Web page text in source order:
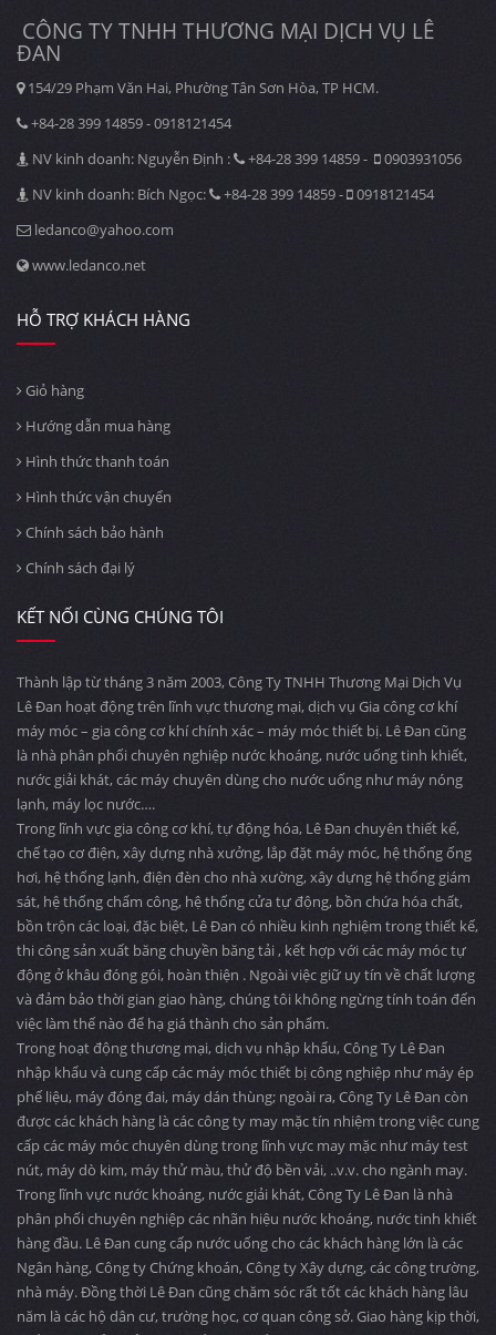
CÔNG TY TNHH THƯƠNG MẠI DỊCH VỤ LÊ
ĐAN
154/29 Phạm Văn Hai, Phường Tân Sơn Hòa, TP HCM.
+84-28 399 14859 - 0918121454
NV kinh doanh: Nguyễn Định :
+84-28 399 14859 -
0903931056
NV kinh doanh: Bích Ngọc:
+84-28 399 14859 -
0918121454
ledanco@yahoo.com
www.ledanco.net
HỖ TRỢ KHÁCH HÀNG
Giỏ hàng
Hướng dẫn mua hàng
Hình thức thanh toán
Hình thức vận chuyển
Chính sách bảo hành
Chính sách đại lý
KẾT NỐI CÙNG CHÚNG TÔI
Thành lập từ tháng 3 năm 2003, Công Ty TNHH Thương Mại Dịch Vụ
Lê Đan hoạt động trên lĩnh vực thương mại, dịch vụ Gia công cơ khí
máy móc – gia công cơ khí chính xác – máy móc thiết bị. Lê Đan cũng
là nhà phân phối chuyên nghiệp nước khoáng, nước uống tinh khiết,
nước giải khát, các máy chuyên dùng cho nước uống như máy nóng
lạnh, máy lọc nước….
Trong lĩnh vực gia công cơ khí, tự động hóa, Lê Đan chuyên thiết kế,
chế tạo cơ điện, xây dựng nhà xưởng, lắp đặt máy móc, hệ thống ống
hơi, hệ thống lạnh, điện đèn cho nhà xường, xây dựng hệ thống giám
sát, hệ thống chấm công, hệ thống cửa tự động, bồn chứa hóa chất,
bồn trộn các loại, đặc biệt, Lê Đan có nhiều kinh nghiệm trong thiết kế,
thi công sản xuất băng chuyền băng tải , kết hợp với các máy móc tự
động ở khâu đóng gói, hoàn thiện . Ngoài việc giữ uy tín về chất lượng
và đảm bảo thời gian giao hàng, chúng tôi không ngừng tính toán đến
việc làm thế nào để hạ giá thành cho sản phẩm.
Trong hoạt động thương mại, dịch vụ nhập khẩu, Công Ty Lê Đan
nhập khẩu và cung cấp các máy móc thiết bị công nghiệp như máy ép
phế liệu, máy đóng đai, máy dán thùng; ngoài ra, Công Ty Lê Đan còn
được các khách hàng là các công ty may mặc tín nhiệm trong việc cung
cấp các máy móc chuyên dùng trong lĩnh vực may mặc như máy test
nút, máy dò kim, máy thử màu, thử độ bền vải, ..v.v. cho ngành may.
Trong lĩnh vực nước khoáng, nước giải khát, Công Ty Lê Đan là nhà
phân phối chuyên nghiệp các nhãn hiệu nước khoáng, nước tinh khiết
hàng đầu. Lê Đan cung cấp nước uống cho các khách hàng lớn là các
Ngân hàng, Công ty Chứng khoán, Công ty Xây dựng, các công trường,
nhà máy. Đồng thời Lê Đan cũng chăm sóc rất tốt các khách hàng lâu
năm là các hộ dân cư, trường học, cơ quan công sở. Giao hàng kịp thời,